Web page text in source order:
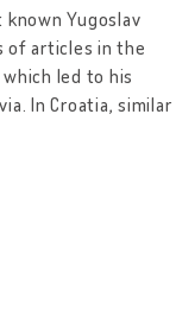
Yugoslav
of articles in the
led to his
In Croatia, similar